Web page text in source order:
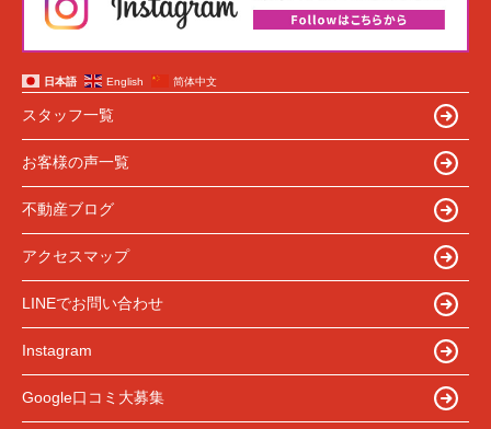
日本語 English 简体中文
スタッフ一覧
お客様の声一覧
不動産ブログ
アクセスマップ
LINEでお問い合わせ
Instagram
Google口コミ大募集